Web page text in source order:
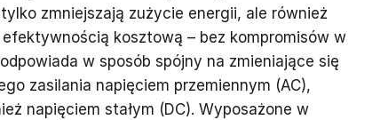
zmniejszają zużycie energii, ale również
kosztową – bez kompromisów w
w sposób spójny na zmieniające się
zasilania napięciem przemiennym (AC),
napięciem stałym (DC). Wyposażone w